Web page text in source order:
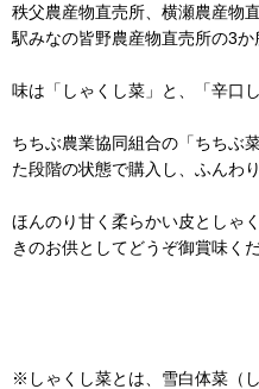
秩父農産物直売所、横瀬農産物
駅みなの皆野農産物直売所の3か
味は「しゃくし菜」と、「辛口
ちちぶ農業協同組合の「ちちぶ
た段階の状態で購入し、ふんわ
ほんのり甘く柔らかい皮としゃ
きのお供としてどうぞ御賞味くだ
※しゃくし菜とは、雪白体菜（